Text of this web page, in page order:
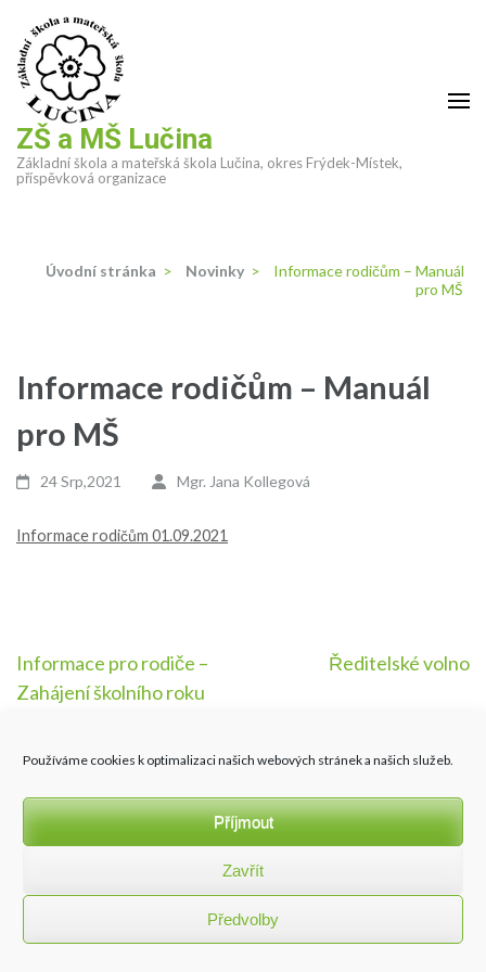
Používáme cookies k optimalizaci našich webových stránek a našich služeb.
Příjmout
Zavřít
Předvolby
Přeskočit
obsah
(stiskněte
Enter)
ZŠ a MŠ Lučina
Základní škola a mateřská škola Lučina, okres Frýdek-Místek,
příspěvková organizace
Úvodní stránka > Novinky >
Informace rodičům – Manuál
pro MŠ
Informace rodičům – Manuál
pro MŠ
24 Srp,2021 Mgr. Jana Kollegová
Informace rodičům 01.09.2021
Navigace
pro
příspěvek
Informace pro rodiče –
Zahájení školního roku
Ředitelské volno
Sky2Sea.net Ochrana osobních údajů